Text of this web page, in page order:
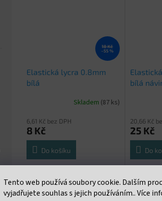
Tento web používá soubory cookie. Dalším
vyjadřujete souhlas s jejich používáním.. Více
18 Kč
–55 %
Elastická lycra 0.8mm
bílá
Skladem (87 ks)
6,61 Kč bez DPH
8 Kč
Do košíku
návin 10 metrů
bílá
20,66 Kč
25 Kč
Do
návin 60